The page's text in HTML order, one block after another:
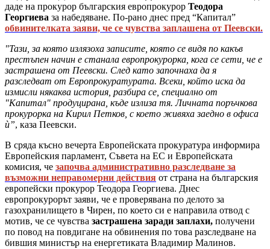
даде на прокурор българския европрокурор Теодора
Георгиева за набедяване. По-рано днес пред “Капитал”
обвинителката заяви, че се чувства заплашена от Пеевски.
"Тази, за която излязоха записите, която се видя по какъв
престъпен начин е станала европрокурорка, кога се сети, че е
застрашена от Пеевски. След като започнаха да я
разследват от Европрокуратурата. Всеки, който иска да
измисли някаква история, разбира се, специално от
"Капитал" продуцирана, къде излиза тя. Личната поръчкова
прокурорка на Кирил Петков, с което живяха заедно в офиса
ѝ”, каза Пеевски.
В сряда късно вечерта Европейската прокуратура информира
Европейския парламент, Съвета на ЕС и Европейската
комисия, че започва административно разследване за
възможни неправомерни действия от страна на българския
европейски прокурор Теодора Георгиева. Днес
европрокурорът заяви, че е проверявана по делото за
газохранилището в Чирен, по което си е направила отвод с
мотив, че се чувства застрашена заради заплахи, получени
по повод на повдигане на обвинения по това разследване на
бившия министър на енергетиката Владимир Малинов.